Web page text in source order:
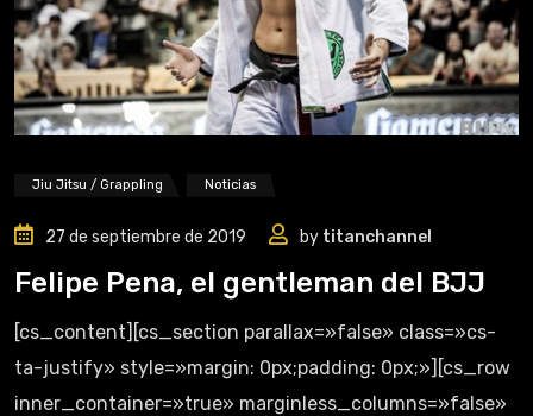
Jiu Jitsu / Grappling Noticias
27 de septiembre de 2019 by titanchannel
Felipe Pena, el gentleman del BJJ
[cs_content][cs_section parallax=»false» class=»cs-
ta-justify» style=»margin: 0px;padding: 0px;»][cs_row
inner_container=»true» marginless_columns=»false»